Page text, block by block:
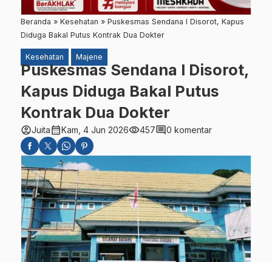
Beranda » Kesehatan » Puskesmas Sendana I Disorot, Kapus
Diduga Bakal Putus Kontrak Dua Dokter
Kesehatan Majene
Puskesmas Sendana I Disorot,
Kapus Diduga Bakal Putus
Kontrak Dua Dokter
account_circleJuitacalendar_monthKam, 4 Jun 2026visibility457comment0 komentar